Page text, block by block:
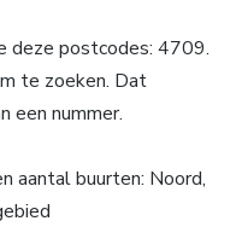
deze postcodes: 4709.
te zoeken. Dat
een nummer.
aantal buurten: Noord,